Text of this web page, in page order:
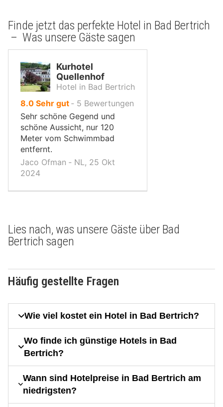
Finde jetzt das perfekte Hotel in Bad Bertrich
– Was unsere Gäste sagen
Kurhotel
Quellenhof
Hotel in Bad Bertrich
8.0von
10,
Sehr gut ‐ 5 Bewertungen
Sehr schöne Gegend und
schöne Aussicht, nur 120
Meter vom Schwimmbad
entfernt.
Jaco Ofman ‐ NL, 25 Okt
2024
Lies nach, was unsere Gäste über Bad
Bertrich sagen
Häufig gestellte Fragen
Wie viel kostet ein Hotel in Bad Bertrich?
Wo finde ich günstige Hotels in Bad
Bertrich?
Wann sind Hotelpreise in Bad Bertrich am
niedrigsten?